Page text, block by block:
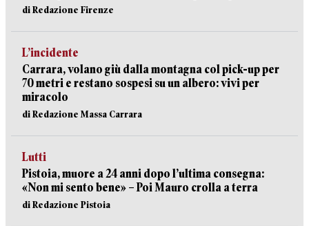
di Redazione Firenze
L’incidente
Carrara, volano giù dalla montagna col pick-up per
70 metri e restano sospesi su un albero: vivi per
miracolo
di Redazione Massa Carrara
Lutti
Pistoia, muore a 24 anni dopo l’ultima consegna:
«Non mi sento bene» – Poi Mauro crolla a terra
di Redazione Pistoia